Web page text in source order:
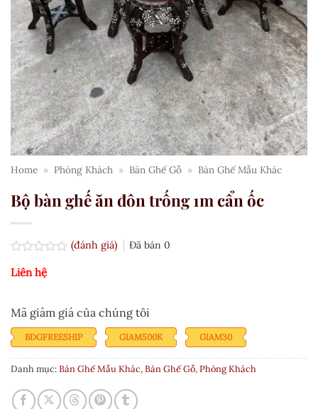
Home » Phòng Khách » Bàn Ghế Gỗ » Bàn Ghế Mẫu Khác
Bộ bàn ghế ăn đôn trống 1m cẩn ốc
xếp
5
sao
(đánh giá) Đã bán 0
Liên hệ
Mã giảm giá của chúng tôi
BDGFREESHIP GIAM500K GIAM30
Danh mục:Bàn Ghế Mẫu Khác,Bàn Ghế Gỗ,Phòng Khách